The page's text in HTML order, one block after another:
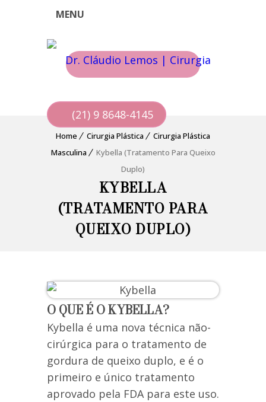
(21) 9 8648-4145
MENU
Home Cirurgia Plástica
Cirurgia Plástica
Masculina
Kybella (Tratamento Para Queixo
Duplo)
KYBELLA
(TRATAMENTO PARA
QUEIXO DUPLO)
O QUE É O KYBELLA?
Kybella é uma nova técnica não-
cirúrgica para o tratamento de
gordura de queixo duplo, e é o
primeiro e único tratamento
aprovado pela FDA para este uso.